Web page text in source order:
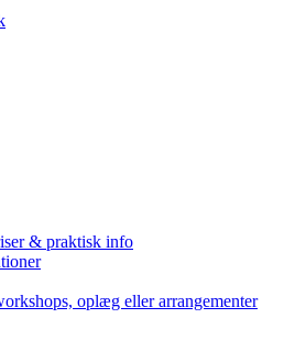
& praktisk info
oplæg eller arrangementer